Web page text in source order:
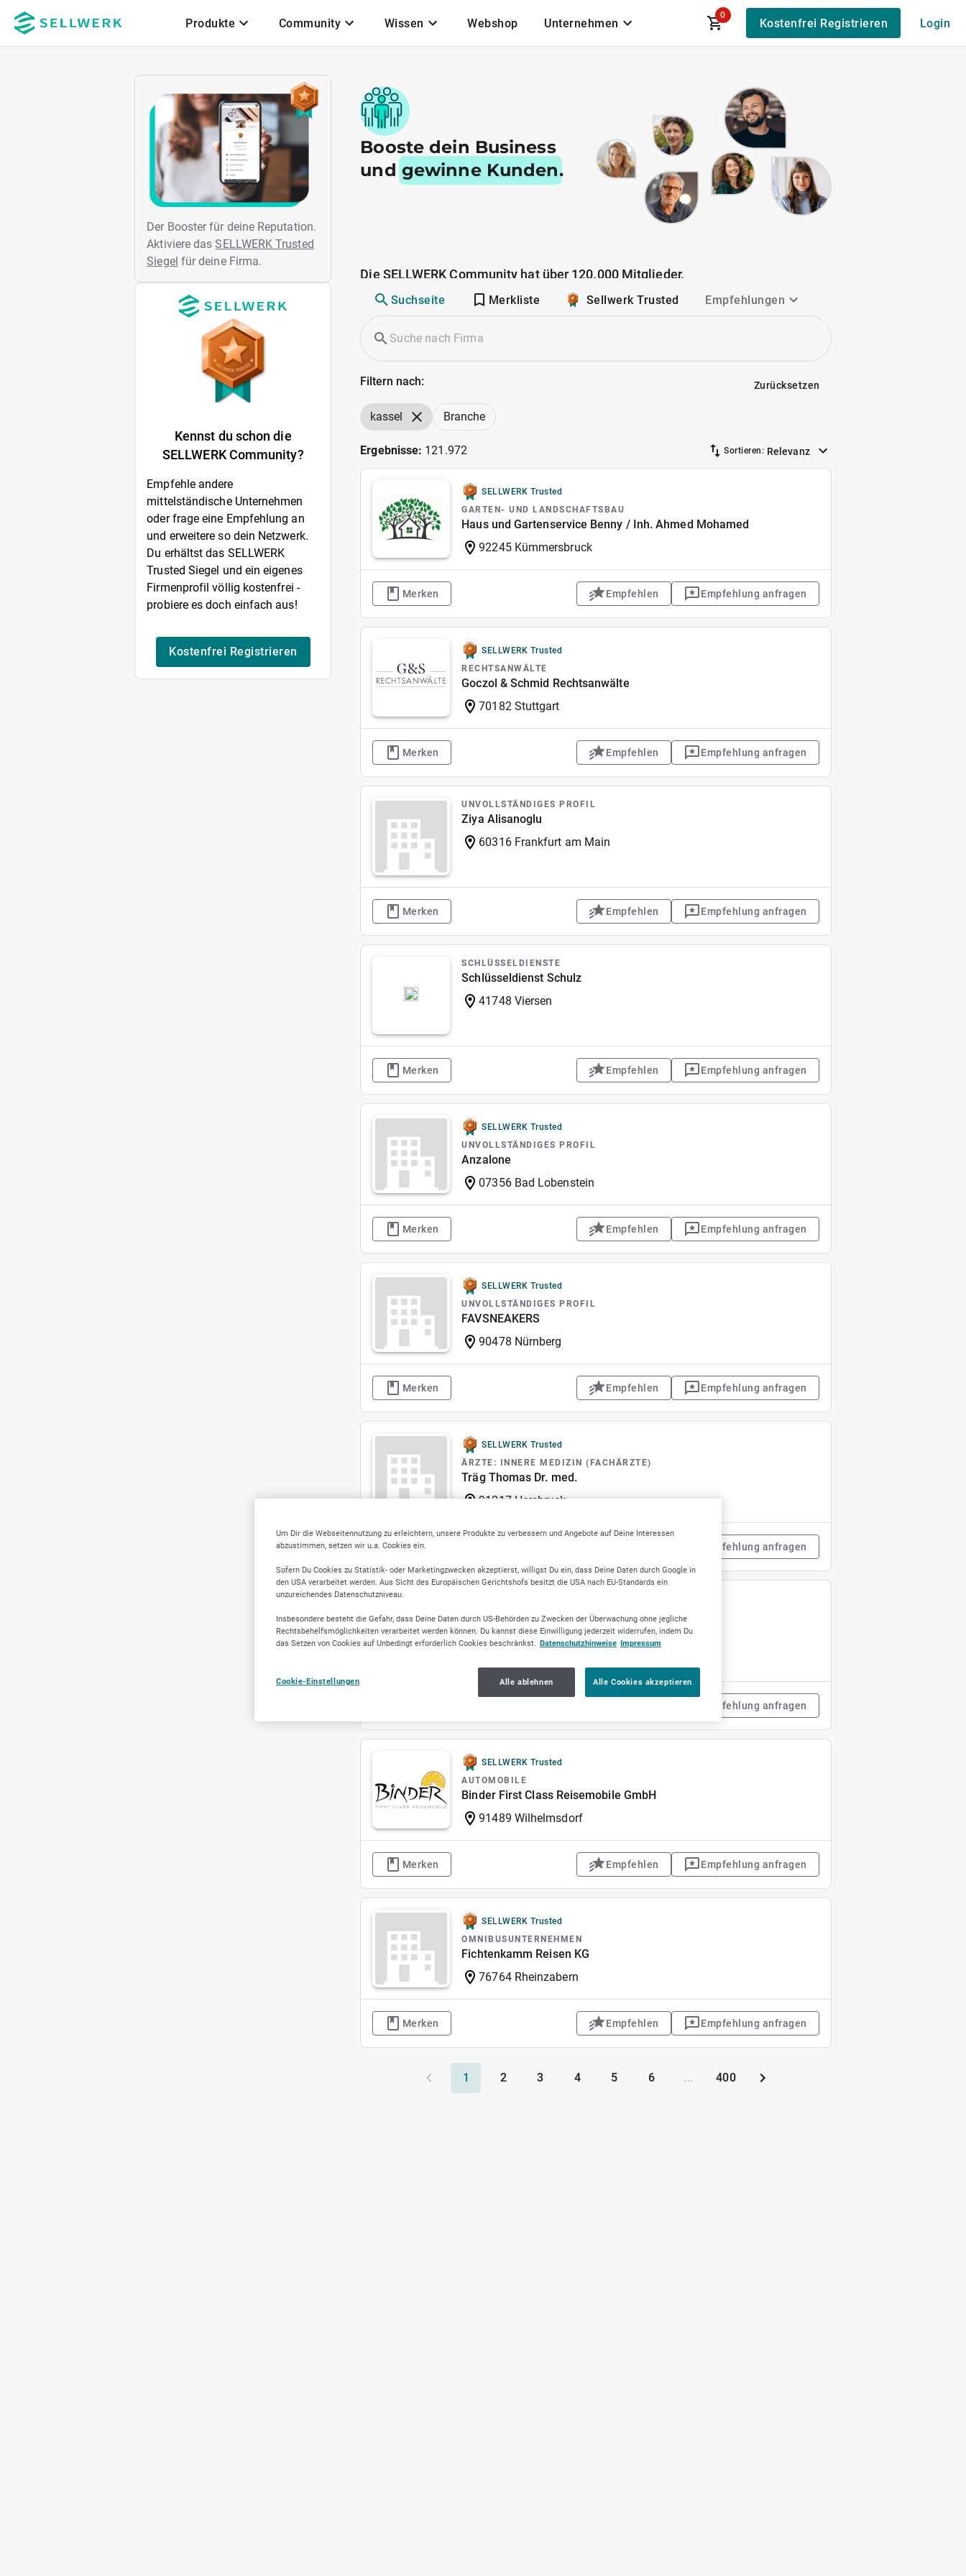
Zum Hauptinhalt
Produkte Community Wissen Webshop Unternehmen
0
Kostenfrei Registrieren Login
Der Booster für deine Reputation.
Aktiviere dasSELLWERK Trusted
Siegel für deine Firma.
Kennst du schon die
SELLWERK Community?
Empfehle andere
mittelständische Unternehmen
oder frage eine Empfehlung an
und erweitere so dein Netzwerk.
Du erhältst das SELLWERK
Trusted Siegel und ein eigenes
Firmenprofil völlig kostenfrei -
probiere es doch einfach aus!
Kostenfrei Registrieren
Booste dein Business
und gewinne Kunden.
Die SELLWERK Community hat über 120.000 Mitglieder.
Suchseite Merkliste Sellwerk Trusted Empfehlungen
Filtern nach: Zurücksetzen
kassel Branche
Ergebnisse: 121.972 Sortieren: Relevanz
SELLWERK Trusted
GARTEN- UND LANDSCHAFTSBAU
Haus und Gartenservice Benny / Inh. Ahmed Mohamed
92245 Kümmersbruck
Merken Empfehlen Empfehlung anfragen
SELLWERK Trusted
RECHTSANWÄLTE
Goczol & Schmid Rechtsanwälte
70182 Stuttgart
Merken Empfehlen Empfehlung anfragen
UNVOLLSTÄNDIGES PROFIL
Ziya Alisanoglu
60316 Frankfurt am Main
Merken Empfehlen Empfehlung anfragen
SCHLÜSSELDIENSTE
Schlüsseldienst Schulz
41748 Viersen
Merken Empfehlen Empfehlung anfragen
SELLWERK Trusted
UNVOLLSTÄNDIGES PROFIL
Anzalone
07356 Bad Lobenstein
Merken Empfehlen Empfehlung anfragen
SELLWERK Trusted
UNVOLLSTÄNDIGES PROFIL
FAVSNEAKERS
90478 Nürnberg
Merken Empfehlen Empfehlung anfragen
SELLWERK Trusted
ÄRZTE: INNERE MEDIZIN (FACHÄRZTE)
Träg Thomas Dr. med.
91217 Hersbruck
Merken Empfehlung anfragen
WASSERAUFBEREITUNG
Zweckverband Bodensee-Wasserversorgung
Empfehlung anfragen
SELLWERK Trusted
AUTOMOBILE
Binder First Class Reisemobile GmbH
91489 Wilhelmsdorf
Merken Empfehlen Empfehlung anfragen
SELLWERK Trusted
OMNIBUSUNTERNEHMEN
Fichtenkamm Reisen KG
76764 Rheinzabern
Merken Empfehlen Empfehlung anfragen
1 2 3 4 5 6 ... 400
Um Dir die Webseitennutzung zu erleichtern, unsere Produkte zu verbessern und Angebote auf Deine Interessen
abzustimmen, setzen wir u.a. Cookies ein.
Sofern Du Cookies zu Statistik- oder Marketingzwecken akzeptierst, willigst Du ein, dass Deine Daten durch Google in
den USA verarbeitet werden. Aus Sicht des Europäischen Gerichtshofs besitzt die USA nach EU-Standards ein
unzureichendes Datenschutzniveau.
Insbesondere besteht die Gefahr, dass Deine Daten durch US-Behörden zu Zwecken der Überwachung ohne jegliche
Rechtsbehelfsmöglichkeiten verarbeitet werden können. Du kannst diese Einwilligung jederzeit widerrufen, indem Du
das Setzen von Cookies auf Unbedingt erforderlich Cookies beschränkst. Datenschutzhinweise Impressum
Cookie-Einstellungen Alle ablehnen Alle Cookies akzeptieren